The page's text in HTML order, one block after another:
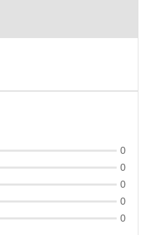
0
0
0
0
0